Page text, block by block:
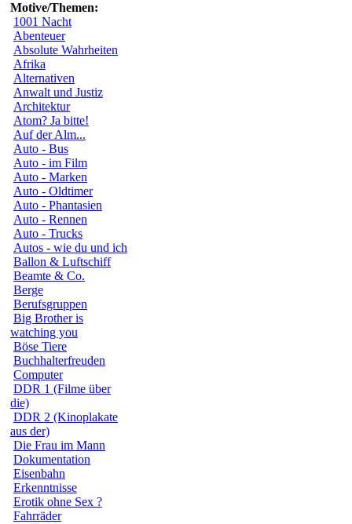
Motive/Themen:
1001 Nacht
Abenteuer
Absolute Wahrheiten
Afrika
Alternativen
Anwalt und Justiz
Architektur
Atom? Ja bitte!
Auf der Alm...
Auto - Bus
Auto - im Film
Auto - Marken
Auto - Oldtimer
Auto - Phantasien
Auto - Rennen
Auto - Trucks
Autos - wie du und ich
Ballon & Luftschiff
Beamte & Co.
Berge
Berufsgruppen
Big Brother is
watching you
Böse Tiere
Buchhalterfreuden
Computer
DDR 1 (Filme über
die)
DDR 2 (Kinoplakate
aus der)
Die Frau im Mann
Dokumentation
Eisenbahn
Erkenntnisse
Erotik ohne Sex ?
Fahrräder